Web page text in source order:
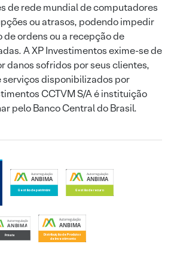
de rede mundial de computadores
ou atrasos, podendo impedir
de ordens ou a recepção de
A XP Investimentos exime-se de
danos sofridos por seus clientes,
serviços disponibilizados por
CCTVM S/A é instituição
pelo Banco Central do Brasil.